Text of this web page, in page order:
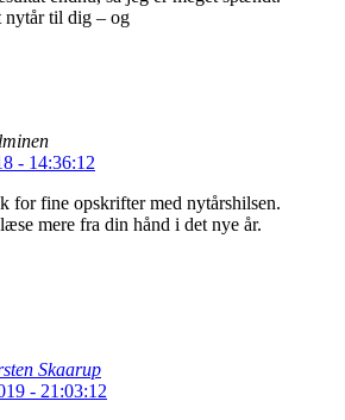
nytår til dig – og
- 14:36:12
for fine opskrifter med nytårshilsen.
mere fra din hånd i det nye år.
Skaarup
- 21:03:12